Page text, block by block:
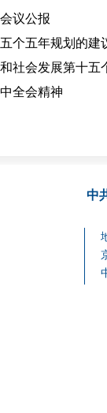
议公报
个五年规划的建
社会发展第十五
全会精神
中